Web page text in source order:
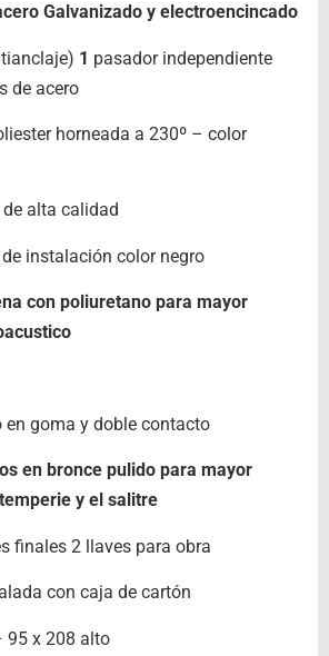
Galvanizado y electroencincado
1 pasador independiente
de acero
horneada a 230º – color
alta calidad
instalación color negro
con poliuretano para mayor
en goma y doble contacto
en bronce pulido para mayor
y el salitre
finales 2 llaves para obra
con caja de cartón
95 x 208 alto